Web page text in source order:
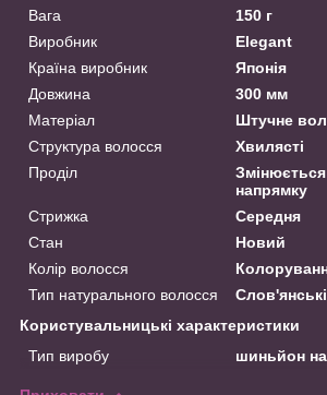
Вага
150 г
Виробник
Elegant
Країна виробник
Японія
Довжина
300 мм
Матеріал
Штучне
Структура волосся
Хвилясті
Проділ
напрямку
Стрижка
Середня
Стан
Новий
Колір волосся
Тип натурального волосся
Слов'янські
Користувальницькі характеристики
Тип виробу
шиньйон